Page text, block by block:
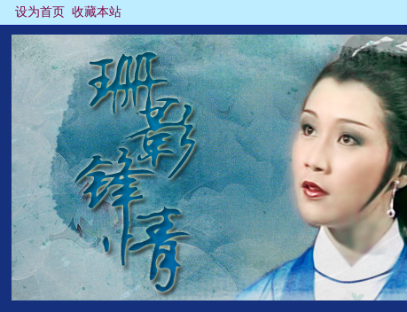
设为首页 收藏本站